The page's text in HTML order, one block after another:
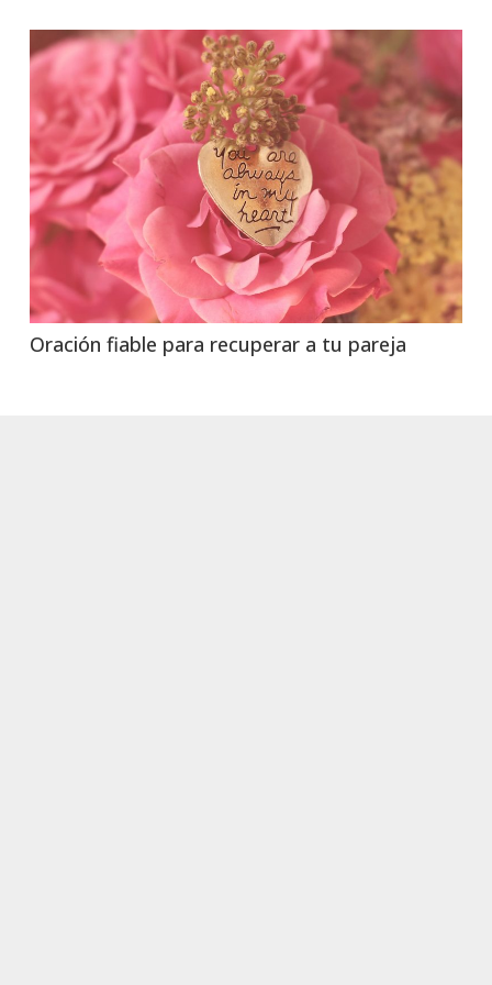
Oración fiable para recuperar a tu pareja